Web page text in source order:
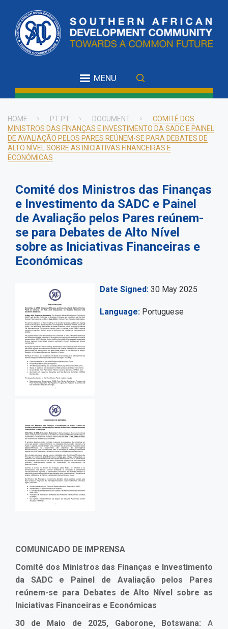
main
content
MENU
Breadcrumb
HOME PT PT DOCUMENT
COMITÉ DOS
MINISTROS DAS FINANÇAS E INVESTIMENTO DA SADC E PAINEL
DE AVALIAÇÃO PELOS PARES REÚNEM-SE PARA DEBATES DE
ALTO NÍVEL SOBRE AS INICIATIVAS FINANCEIRAS E
ECONÓMICAS
Comité dos Ministros das Finanças
e Investimento da SADC e Painel
de Avaliação pelos Pares reúnem-
se para Debates de Alto Nível
sobre as Iniciativas Financeiras e
Económicas
Date Signed 30 May 2025
Language Portuguese
COMUNICADO DE IMPRENSA
Comité dos Ministros das Finanças e Investimento
da SADC e Painel de Avaliação pelos Pares
reúnem-se para Debates de Alto Nível sobre as
Iniciativas Financeiras e Económicas
30 de Maio de 2025, Gaborone, Botswana: A